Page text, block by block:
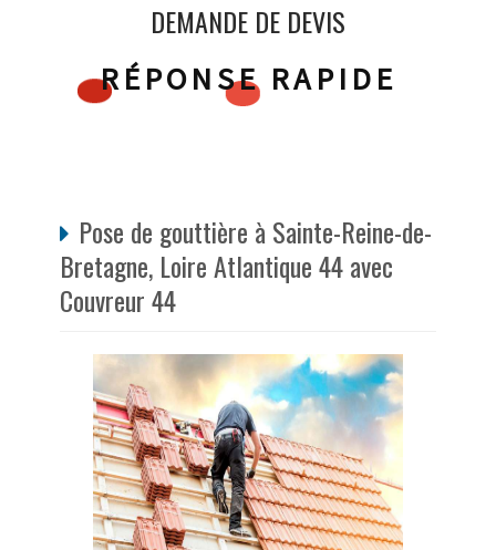
DEMANDE DE DEVIS
RÉPONSE RAPIDE
Pose de gouttière à Sainte-Reine-de-
Bretagne, Loire Atlantique 44 avec
Couvreur 44